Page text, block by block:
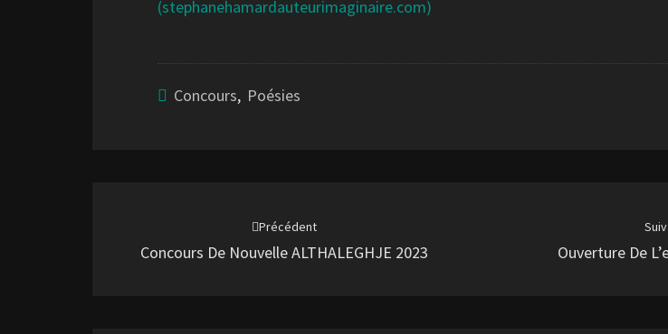
(stephanehamardauteurimaginaire.com)
Concours, Poésies
Précédent
Concours De Nouvelle ALTHALEGHJE 2023 Ouverture De